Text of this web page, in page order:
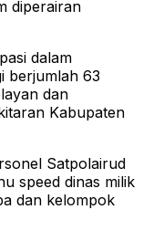
diperairan
dalam
berjumlah 63
dan
Kabupaten
Satpolairud
speed dinas milik
dan kelompok